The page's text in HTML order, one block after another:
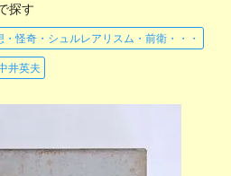
探す
・怪奇・シュルレアリスム・前衛・・・
井英夫